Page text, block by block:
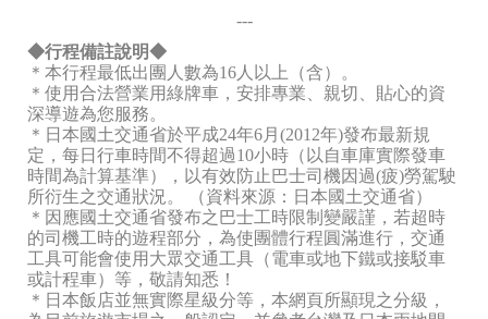
---
◆行程備註說明◆
＊本行程最低出團人數為16人以上（含）。
＊使用合法營業用綠牌車，安排專業、親切、貼心的資
深導遊為您服務。
＊日本國土交通省於平成24年6月(2012年)發布最新規
定，每日行車時間不得超過10小時（以自車庫實際發車
時間為計算基準），以有效防止巴士司機因過(疲)勞駕駛
所衍生之交通狀況。 （資料來源：日本國土交通省）
＊因應國土交通省發布之巴士工時限制變嚴謹，若超時
的司機工時的遊程部分，為使團體行程圓滿進行，交通
工具可能會使用大眾交通工具（電車或地下鐵或接駁車
或計程車）等，敬請知悉！
＊日本飯店並無實際星級分等，本網頁所顯現之分級，